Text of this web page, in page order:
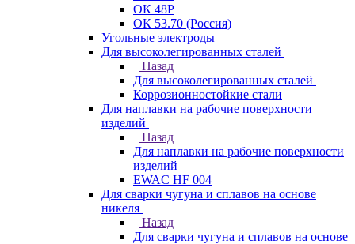
ОК 48Р
ОК 53.70 (Россия)
Угольные электроды
Для высоколегированных сталей
Назад
Для высоколегированных сталей
Коррозионностойкие стали
Для наплавки на рабочие поверхности
изделий
Назад
Для наплавки на рабочие поверхности
изделий
EWAC HF 004
Для сварки чугуна и сплавов на основе
никеля
Назад
Для сварки чугуна и сплавов на основе